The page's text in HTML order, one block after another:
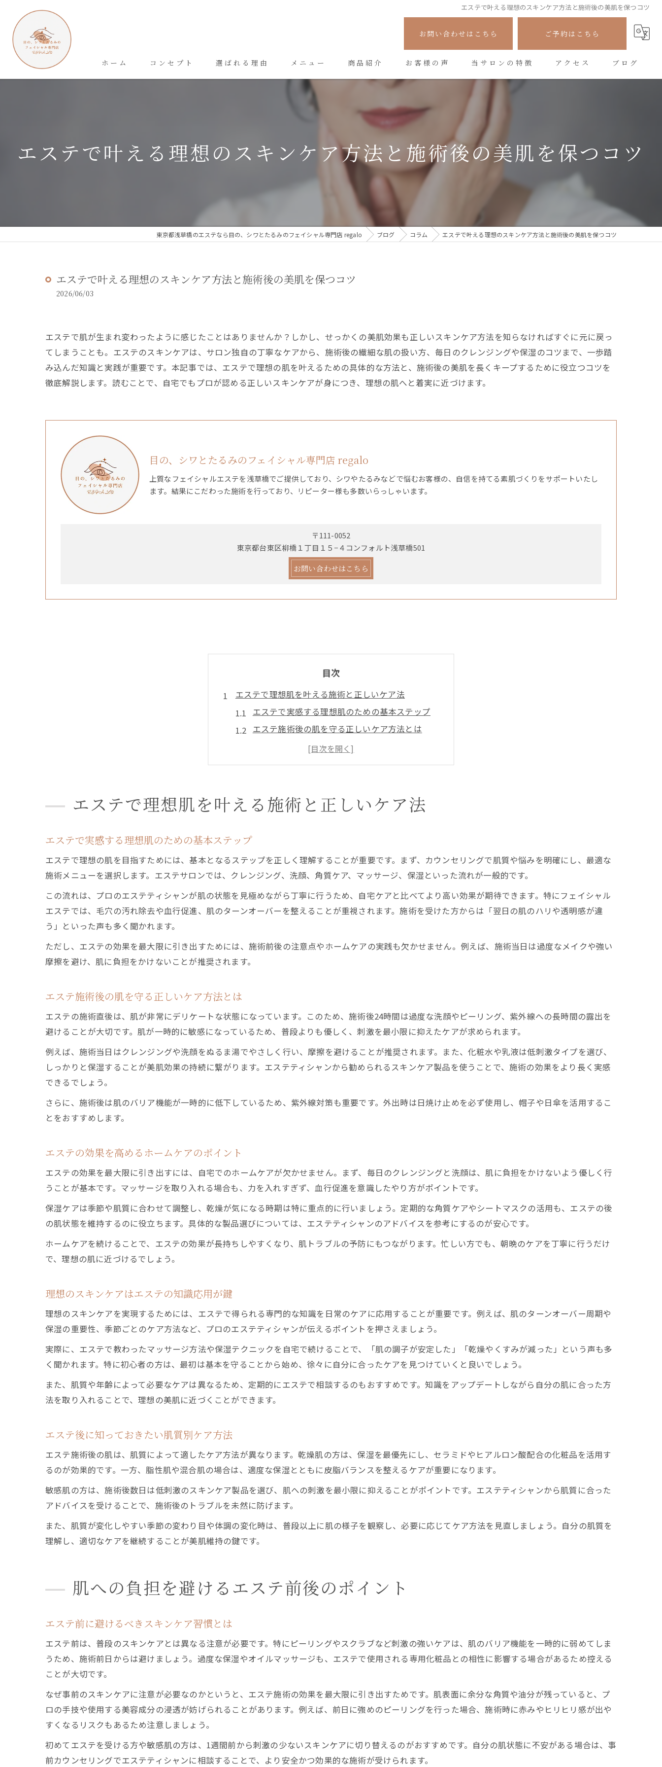
エステで叶える理想のスキンケア方法と施術後の美肌を保つコツ
お問い合わせはこちら ご予約はこちら
ホーム コンセプト 選ばれる理由 メニュー 商品紹介 お客様の声 当サロンの特徴
フェイシャル
たるみ
美容
アクセス ブログ
エステで叶える理想のスキンケア方法と施術後の美肌を保つコツ
東京都浅草橋のエステなら目の、シワとたるみのフェイシャル専門店 regalo ブログ コラム エステで叶える理想のスキンケア方法と施術後の美肌を保つコツ
エステで叶える理想のスキンケア方法と施術後の美肌を保つコツ
2026/06/03
エステで肌が生まれ変わったように感じたことはありませんか？しかし、せっかくの美肌効果も正しいスキンケア方法を知らなければすぐに元に戻っ
てしまうことも。エステのスキンケアは、サロン独自の丁寧なケアから、施術後の繊細な肌の扱い方、毎日のクレンジングや保湿のコツまで、一歩踏
み込んだ知識と実践が重要です。本記事では、エステで理想の肌を叶えるための具体的な方法と、施術後の美肌を長くキープするために役立つコツを
徹底解説します。読むことで、自宅でもプロが認める正しいスキンケアが身につき、理想の肌へと着実に近づけます。
目の、シワとたるみのフェイシャル専門店 regalo
上質なフェイシャルエステを浅草橋でご提供しており、シワやたるみなどで悩むお客様の、自信を持てる素肌づくりをサポートいたし
ます。結果にこだわった施術を行っており、リピーター様も多数いらっしゃいます。
〒111-0052
東京都台東区柳橋１丁目１５−４コンフォルト浅草橋501
お問い合わせはこちら
目次
エステで理想肌を叶える施術と正しいケア法
エステで実感する理想肌のための基本ステップ
エステ施術後の肌を守る正しいケア方法とは
エステの効果を高めるホームケアのポイント
理想のスキンケアはエステの知識応用が鍵
肌への負担を避けるエステ前後のポイント
エステ前に避けるべきスキンケア習慣とは
エステ施術前の洗顔と保湿の注意点
フェイシャルエステの流れと美肌維持の秘訣
フェイシャルエステの基本手順と流れを解説
フェイシャルエステの効果を感じるコツ
エステ施術後の敏感肌ケアで気をつけること
刺激を抑えたスキンケア方法と選び方のポイント
敏感肌に優しい保湿と洗顔の正しいやり方
施術直後に避けたい成分とスキンケア習慣
美肌が続くクレンジングと保湿のコツ
肌に優しいクレンジングの選び方と注意点
毎日の保湿でエステの美肌効果をキープ
フェイシャルエステ効果を長持ちさせる工夫
エステ効果を長持ちさせる日常ケアの工夫
エステ後の美肌維持に役立つ生活習慣
エステで理想肌を叶える施術と正しいケア法
エステで実感する理想肌のための基本ステップ
エステで理想の肌を目指すためには、基本となるステップを正しく理解することが重要です。まず、カウンセリングで肌質や悩みを明確にし、最適な
施術メニューを選択します。エステサロンでは、クレンジング、洗顔、角質ケア、マッサージ、保湿といった流れが一般的です。
この流れは、プロのエステティシャンが肌の状態を見極めながら丁寧に行うため、自宅ケアと比べてより高い効果が期待できます。特にフェイシャル
エステでは、毛穴の汚れ除去や血行促進、肌のターンオーバーを整えることが重視されます。施術を受けた方からは「翌日の肌のハリや透明感が違
う」といった声も多く聞かれます。
ただし、エステの効果を最大限に引き出すためには、施術前後の注意点やホームケアの実践も欠かせません。例えば、施術当日は過度なメイクや強い
摩擦を避け、肌に負担をかけないことが推奨されます。
エステ施術後の肌を守る正しいケア方法とは
エステの施術直後は、肌が非常にデリケートな状態になっています。このため、施術後24時間は過度な洗顔やピーリング、紫外線への長時間の露出を
避けることが大切です。肌が一時的に敏感になっているため、普段よりも優しく、刺激を最小限に抑えたケアが求められます。
例えば、施術当日はクレンジングや洗顔をぬるま湯でやさしく行い、摩擦を避けることが推奨されます。また、化粧水や乳液は低刺激タイプを選び、
しっかりと保湿することが美肌効果の持続に繋がります。エステティシャンから勧められるスキンケア製品を使うことで、施術の効果をより長く実感
できるでしょう。
さらに、施術後は肌のバリア機能が一時的に低下しているため、紫外線対策も重要です。外出時は日焼け止めを必ず使用し、帽子や日傘を活用するこ
とをおすすめします。
エステの効果を高めるホームケアのポイント
エステの効果を最大限に引き出すには、自宅でのホームケアが欠かせません。まず、毎日のクレンジングと洗顔は、肌に負担をかけないよう優しく行
うことが基本です。マッサージを取り入れる場合も、力を入れすぎず、血行促進を意識したやり方がポイントです。
保湿ケアは季節や肌質に合わせて調整し、乾燥が気になる時期は特に重点的に行いましょう。定期的な角質ケアやシートマスクの活用も、エステの後
の肌状態を維持するのに役立ちます。具体的な製品選びについては、エステティシャンのアドバイスを参考にするのが安心です。
ホームケアを続けることで、エステの効果が長持ちしやすくなり、肌トラブルの予防にもつながります。忙しい方でも、朝晩のケアを丁寧に行うだけ
で、理想の肌に近づけるでしょう。
理想のスキンケアはエステの知識応用が鍵
理想のスキンケアを実現するためには、エステで得られる専門的な知識を日常のケアに応用することが重要です。例えば、肌のターンオーバー周期や
保湿の重要性、季節ごとのケア方法など、プロのエステティシャンが伝えるポイントを押さえましょう。
実際に、エステで教わったマッサージ方法や保湿テクニックを自宅で続けることで、「肌の調子が安定した」「乾燥やくすみが減った」という声も多
く聞かれます。特に初心者の方は、最初は基本を守ることから始め、徐々に自分に合ったケアを見つけていくと良いでしょう。
また、肌質や年齢によって必要なケアは異なるため、定期的にエステで相談するのもおすすめです。知識をアップデートしながら自分の肌に合った方
法を取り入れることで、理想の美肌に近づくことができます。
エステ後に知っておきたい肌質別ケア方法
エステ施術後の肌は、肌質によって適したケア方法が異なります。乾燥肌の方は、保湿を最優先にし、セラミドやヒアルロン酸配合の化粧品を活用す
るのが効果的です。一方、脂性肌や混合肌の場合は、適度な保湿とともに皮脂バランスを整えるケアが重要になります。
敏感肌の方は、施術後数日は低刺激のスキンケア製品を選び、肌への刺激を最小限に抑えることがポイントです。エステティシャンから肌質に合った
アドバイスを受けることで、施術後のトラブルを未然に防げます。
また、肌質が変化しやすい季節の変わり目や体調の変化時は、普段以上に肌の様子を観察し、必要に応じてケア方法を見直しましょう。自分の肌質を
理解し、適切なケアを継続することが美肌維持の鍵です。
肌への負担を避けるエステ前後のポイント
エステ前に避けるべきスキンケア習慣とは
エステ前は、普段のスキンケアとは異なる注意が必要です。特にピーリングやスクラブなど刺激の強いケアは、肌のバリア機能を一時的に弱めてしま
うため、施術前日からは避けましょう。過度な保湿やオイルマッサージも、エステで使用される専用化粧品との相性に影響する場合があるため控える
ことが大切です。
なぜ事前のスキンケアに注意が必要なのかというと、エステ施術の効果を最大限に引き出すためです。肌表面に余分な角質や油分が残っていると、プ
ロの手技や使用する美容成分の浸透が妨げられることがあります。例えば、前日に強めのピーリングを行った場合、施術時に赤みやヒリヒリ感が出や
すくなるリスクもあるため注意しましょう。
初めてエステを受ける方や敏感肌の方は、1週間前から刺激の少ないスキンケアに切り替えるのがおすすめです。自分の肌状態に不安がある場合は、事
前カウンセリングでエステティシャンに相談することで、より安全かつ効果的な施術が受けられます。